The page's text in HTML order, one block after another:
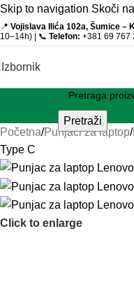
Skip to navigation Skoči
📍 Vojislava Ilića 102a, Šumice –
10–14h) | 📞 Telefon: +381 69 767
Izbornik
Pretraži
Početna/Punjači za laptop/
Type C
Click to enlarge